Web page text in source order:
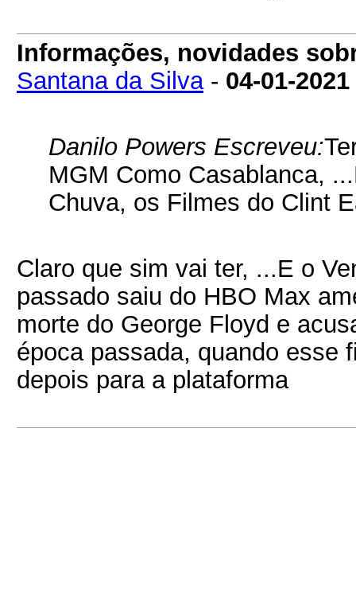
Informações, novidades
Santana da Silva- 04-01-2021
Danilo Powers Escreveu:
MGM Como Casablanca,
Chuva, os Filmes do Clint
Claro que sim vai ter, ...E o
passado saiu do HBO Max
morte do George Floyd e
época passada, quando esse
depois para a plataforma